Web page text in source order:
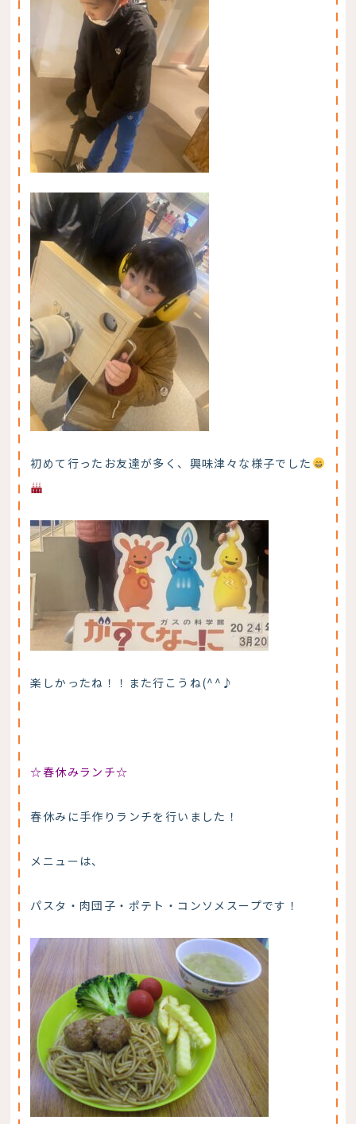
初めて行ったお友達が多く、興味津々な様子でした
楽しかったね！！また行こうね(^^♪
☆春休みランチ☆
春休みに手作りランチを行いました！
メニューは、
パスタ・肉団子・ポテト・コンソメスープです！